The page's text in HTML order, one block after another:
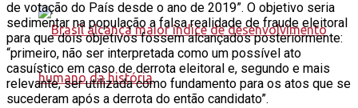
de votação do País desde o ano de 2019”. O objetivo seria
sedimentar na população a falsa realidade de fraude eleitoral
para que dois objetivos fossem alcançados posteriormente:
“primeiro, não ser interpretada como um possível ato
casuístico em caso de derrota eleitoral e, segundo e mais
relevante, ser utilizada como fundamento para os atos que se
sucederam após a derrota do então candidato”.